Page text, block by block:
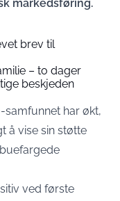
markedsføring.
brev til
– to dager
beskjeden
samfunnet har økt,
å vise sin støtte
ved første